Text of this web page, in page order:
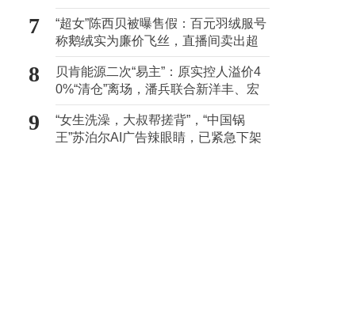
7
“超女”陈西贝被曝售假：百元羽绒服号
称鹅绒实为廉价飞丝，直播间卖出超
百万元
8
贝肯能源二次“易主”：原实控人溢价4
0%“清仓”离场，潘兵联合新洋丰、宏
科百世拟入主
9
“女生洗澡，大叔帮搓背”，“中国锅
王”苏泊尔AI广告辣眼睛，已紧急下架